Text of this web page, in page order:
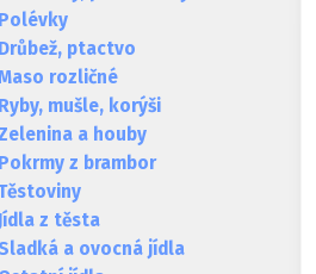
Polévky
Drůbež, ptactvo
rozličné
Ryby, mušle, korýši
a houby
Pokrmy z brambor
Jídla z těsta
a ovocná jídla